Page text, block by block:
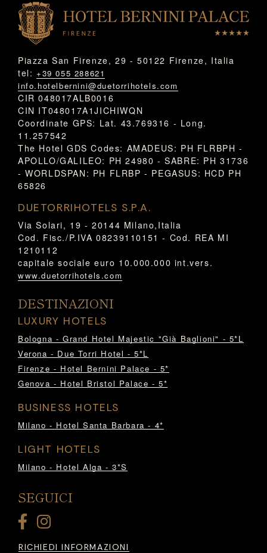
Piazza San Firenze, 29 - 50122 Firenze, Italia
tel: +39 055 288621
info.hotelbernini@duetorrihotels.com
CIR 048017ALB0016
CIN IT048017A1JICHIWQN
Coordinate GPS: Lat. 43.769316 - Long.
11.257542
The Hotel GDS Codes: AMADEUS: PH FLRBPH -
APOLLO/GALILEO: PH 24980 - SABRE: PH 31736
- WORLDSPAN: PH FLRBP - PEGASUS: HCD PH
65826
DUETORRIHOTELS S.P.A.
Via Solari, 19 - 20144 Milano,Italia
Cod. Fisc./P.IVA 08239110151 - Cod. REA MI
1210112
capitale sociale euro 10.000.000 int.vers.
www.duetorrihotels.com
DESTINAZIONI
LUXURY HOTELS
Bologna - Grand Hotel Majestic "Già Baglioni" - 5*L
Verona - Due Torri Hotel - 5*L
Firenze - Hotel Bernini Palace - 5*
Genova - Hotel Bristol Palace - 5*
BUSINESS HOTELS
Milano - Hotel Santa Barbara - 4*
LIGHT HOTELS
Milano - Hotel Alga - 3*S
SEGUICI
RICHIEDI INFORMAZIONI